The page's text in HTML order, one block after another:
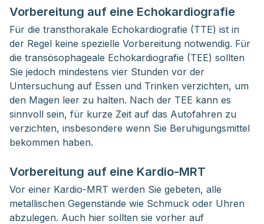
Vorbereitung auf eine Echokardiografie
Für die transthorakale Echokardiografie (TTE) ist in
der Regel keine spezielle Vorbereitung notwendig. Für
die transösophageale Echokardiografie (TEE) sollten
Sie jedoch mindestens vier Stunden vor der
Untersuchung auf Essen und Trinken verzichten, um
den Magen leer zu halten. Nach der TEE kann es
sinnvoll sein, für kurze Zeit auf das Autofahren zu
verzichten, insbesondere wenn Sie Beruhigungsmittel
bekommen haben.
Vorbereitung auf eine Kardio-MRT
Vor einer Kardio-MRT werden Sie gebeten, alle
metallischen Gegenstände wie Schmuck oder Uhren
abzulegen. Auch hier sollten sie vorher auf